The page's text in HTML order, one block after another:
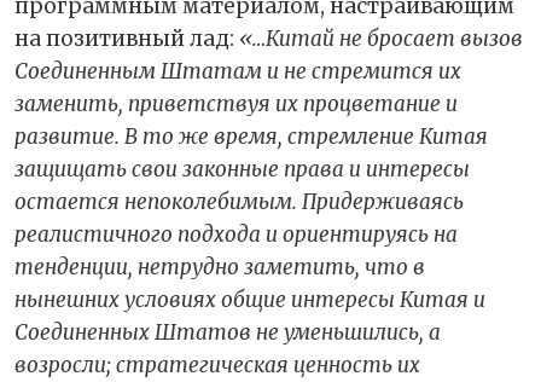
программным материалом, настраивающим
на позитивный лад: «…Китай не бросает вызов
Соединенным Штатам и не стремится их
заменить, приветствуя их процветание и
развитие. В то же время, стремление Китая
защищать свои законные права и интересы
остается непоколебимым. Придерживаясь
реалистичного подхода и ориентируясь на
тенденции, нетрудно заметить, что в
нынешних условиях общие интересы Китая и
Соединенных Штатов не уменьшились, а
возросли; стратегическая ценность их